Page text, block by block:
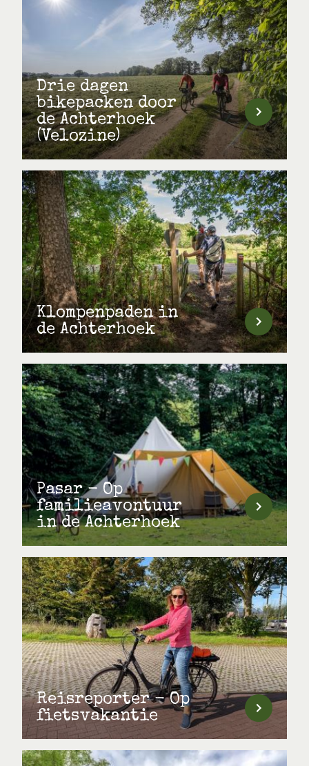
Drie dagen
bikepacken door
de Achterhoek
(Velozine)
Klompenpaden in
de Achterhoek
Pasar - Op
familieavontuur
in de Achterhoek
Reisreporter - Op
fietsvakantie